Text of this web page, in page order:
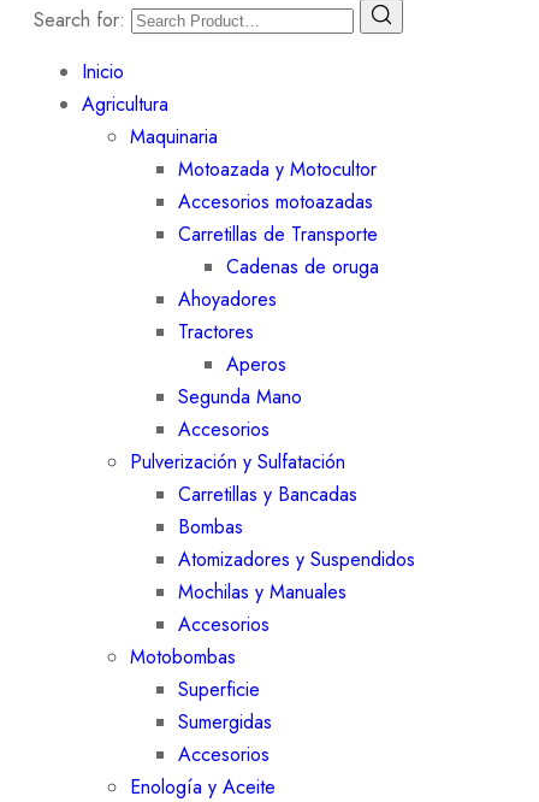
Search for:
Inicio
Agricultura
Maquinaria
Motoazada y Motocultor
Accesorios motoazadas
Carretillas de Transporte
Cadenas de oruga
Ahoyadores
Tractores
Aperos
Segunda Mano
Accesorios
Pulverización y Sulfatación
Carretillas y Bancadas
Bombas
Atomizadores y Suspendidos
Mochilas y Manuales
Accesorios
Motobombas
Superficie
Sumergidas
Accesorios
Enología y Aceite